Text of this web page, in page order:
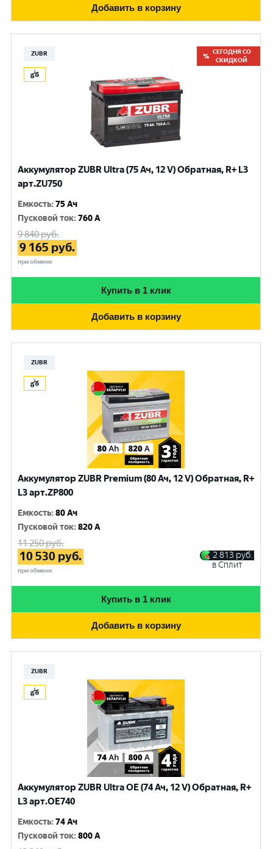
Добавить в корзину
ZUBR
СЕГОДНЯ СО
СКИДКОЙ
Аккумулятор ZUBR Ultra (75 Ач, 12 V) Обратная, R+ L3
арт.ZU750
Емкость:75 Ач
Пусковой ток:760 A
9 840руб.
9 165 руб.
при обмене
Купить в 1 клик
Добавить в корзину
ZUBR
Аккумулятор ZUBR Premium (80 Ач, 12 V) Обратная, R+
L3 арт.ZP800
Емкость:80 Ач
Пусковой ток:820 A
11 250руб.
10 530 руб.
при обмене
2 813 руб.
в Сплит
Купить в 1 клик
Добавить в корзину
ZUBR
Аккумулятор ZUBR Ultra OE (74 Ач, 12 V) Обратная, R+
L3 арт.OE740
Емкость:74 Ач
Пусковой ток:800 A